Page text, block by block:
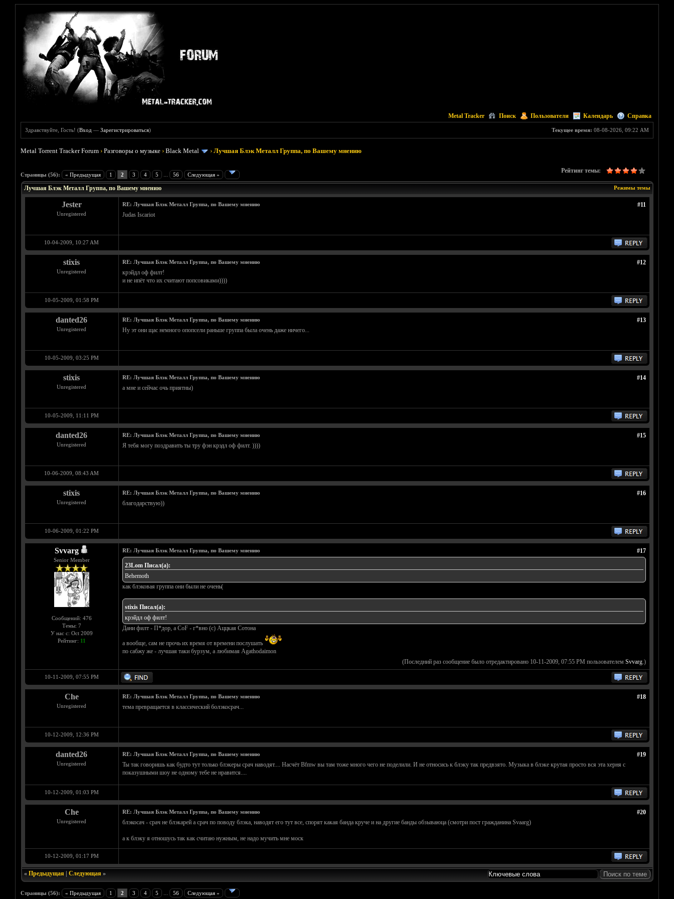
Metal Tracker Поиск Пользователи Календарь Справка
Текущее время: 08-08-2026, 09:22 AM
Здравствуйте, Гость! (Вход —Зарегистрироваться)
Metal Torrent Tracker Forum ›Разговоры о музыке ›Black Metal ›Лучшая Блэк Металл Группа, по Вашему мнению
Страницы (56): « Предыдущая 1 2 3 4 5 56 Следующая »
Рейтинг темы:
Голосов: 16 - Средняя оценка: 4.19
1
2
3
4
5
Режимы темы
Лучшая Блэк Металл Группа, по Вашему мнению
Jester
Unregistered
#11
RE: Лучшая Блэк Металл Группа, по Вашему мнению
Judas Iscariot
10-04-2009, 10:27 AM
stixis
Unregistered
#12
RE: Лучшая Блэк Металл Группа, по Вашему мнению
крэйдл оф филт!
и не ипёт что их считают попсовиками))))
10-05-2009, 01:58 PM
danted26
Unregistered
#13
RE: Лучшая Блэк Металл Группа, по Вашему мнению
Ну эт они щас немного опопсели раньше группа была очень даже ничего...
10-05-2009, 03:25 PM
stixis
Unregistered
#14
RE: Лучшая Блэк Металл Группа, по Вашему мнению
а мне и сейчас очь приятны)
10-05-2009, 11:11 PM
danted26
Unregistered
#15
RE: Лучшая Блэк Металл Группа, по Вашему мнению
Я тебя могу поздравить ты тру фэн крэдл оф филт. ))))
10-06-2009, 08:43 AM
stixis
Unregistered
#16
RE: Лучшая Блэк Металл Группа, по Вашему мнению
благодарствую))
10-06-2009, 01:22 PM
Svvarg
Senior Member
Сообщений: 476
Темы: 7
У нас с: Oct 2009
Рейтинг: 11
#17
RE: Лучшая Блэк Металл Группа, по Вашему мнению
23Lom Писал(а):
Behemoth
как блэковая группа они были не очень(
stixis Писал(а):
крэйдл оф филт!
Дани филт - П*дор, а CoF - г*вно (с) Аццкая Сотона
а вообще, сам не прочь их время от времени послушать
по сабжу же - лучшая таки бурзум, а любимая Agathodaimon
(Последний раз сообщение было отредактировано 10-11-2009, 07:55 PM пользователем Svvarg.)
10-11-2009, 07:55 PM
Che
Unregistered
#18
RE: Лучшая Блэк Металл Группа, по Вашему мнению
тема превращается в классический болэкосрач...
10-12-2009, 12:36 PM
danted26
Unregistered
#19
RE: Лучшая Блэк Металл Группа, по Вашему мнению
Ты так говоришь как будто тут только блэкеры срач наводят.... Насчёт Bfmw вы там тоже много чего не поделили. И не относись к блэку так предвзято. Музыка в блэке крутая просто вся эта херня с
показушными шоу не одному тебе не нравится....
10-12-2009, 01:03 PM
Che
Unregistered
#20
RE: Лучшая Блэк Металл Группа, по Вашему мнению
блэкосач - срач не блэкарей а срач по поводу блэка, наводят его тут все, спорят какая банда круче и на другие банды обзываюца (смотри пост гражданина Svaarg)
а к блэку я отношусь так как считаю нужным, не надо мучить мне моск
10-12-2009, 01:17 PM
« Предыдущая| Следующая»
Страницы (56): « Предыдущая 1 2 3 4 5 56 Следующая »